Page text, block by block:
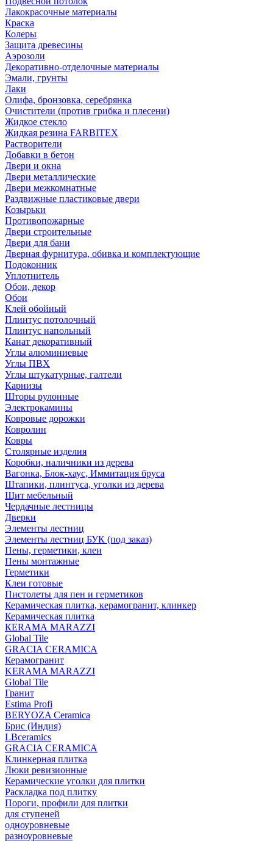
Лакокрасочные материалы
Краска
Колеры
Защита древесины
Аэрозоли
Декоративно-отделочные материалы
Эмали, грунты
Лаки
Олифа, бронзовка, серебрянка
Очистители (против грибка и плесени)
Жидкое стекло
Жидкая резина FARBITEX
Растворители
Добавки в бетон
Двери и окна
Двери металлические
Двери межкомнатные
Раздвижные пластиковые двери
Козырьки
Противопожарные
Двери строительные
Двери для бани
Дверная фурнитура, обивка и комплектующие
Подоконник
Уплотнитель
Обои, декор
Обои
Клей обойный
Плинтус потолочный
Плинтус напольный
Канат декоративный
Углы алюминиевые
Углы ПВХ
Углы штукатурные, галтели
Карнизы
Шторы рулонные
Электрокамины
Ковровые дорожки
Ковролин
Ковры
Столярные изделия
Коробки, наличники из дерева
Вагонка, Блок-хаус, Иммитация бруса
Штапики, плинтуса, уголки из дерева
Щит мебельный
Чердачные лестницы
Дверки
Элементы лестниц
Элементы лестниц БУК (под заказ)
Пены, герметики, клеи
Пены монтажные
Герметики
Клеи готовые
Пистолеты для пен и герметиков
Керамическая плитка, керамогранит, клинкер
Керамическая плитка
КЕRАМА MARAZZI
Global Tile
GRACIA CERAMICA
Керамогранит
KERAMA MARAZZI
Global Tile
Гранит
Estima Profi
BERYOZA Ceramica
Брис (Индия)
LBceramics
GRACIA CERAMICA
Клинкерная плитка
Люки ревизионные
Керамические уголки для плитки
Раскладка под плитку
Пороги, профили для плитки
для ступеней
одноуровневые
разноуровневые